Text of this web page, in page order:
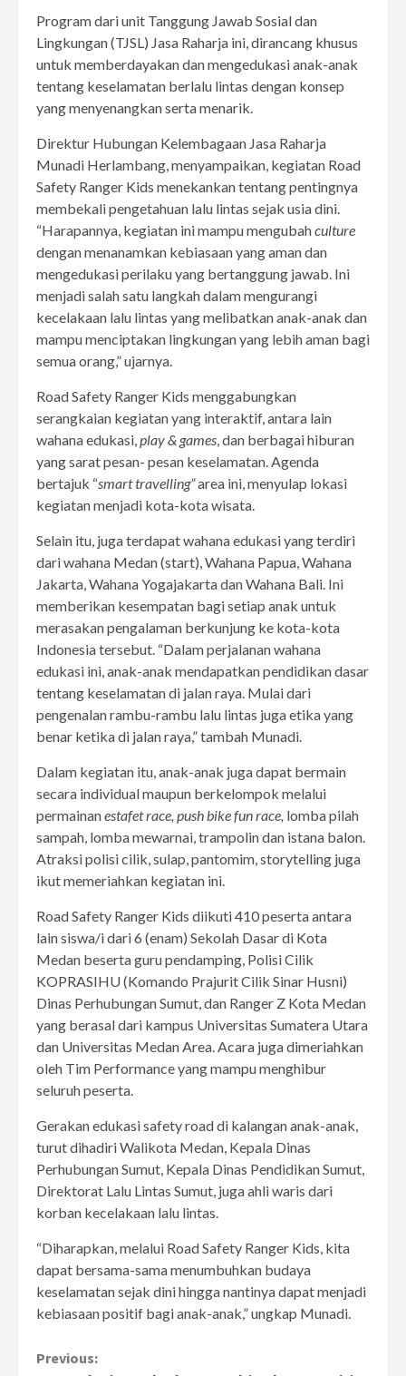
Program dari unit Tanggung Jawab Sosial dan
Lingkungan (TJSL) Jasa Raharja ini, dirancang khusus
untuk memberdayakan dan mengedukasi anak-anak
tentang keselamatan berlalu lintas dengan konsep
yang menyenangkan serta menarik.
Direktur Hubungan Kelembagaan Jasa Raharja
Munadi Herlambang, menyampaikan, kegiatan Road
Safety Ranger Kids menekankan tentang pentingnya
membekali pengetahuan lalu lintas sejak usia dini.
“Harapannya, kegiatan ini mampu mengubahculture
dengan menanamkan kebiasaan yang aman dan
mengedukasi perilaku yang bertanggung jawab. Ini
menjadi salah satu langkah dalam mengurangi
kecelakaan lalu lintas yang melibatkan anak-anak dan
mampu menciptakan lingkungan yang lebih aman bagi
semua orang,” ujarnya.
Road Safety Ranger Kids menggabungkan
serangkaian kegiatan yang interaktif, antara lain
wahana edukasi,play & games, dan berbagai hiburan
yang sarat pesan- pesan keselamatan. Agenda
bertajuk “smart travelling”area ini, menyulap lokasi
kegiatan menjadi kota-kota wisata.
Selain itu, juga terdapat wahana edukasi yang terdiri
dari wahana Medan (start), Wahana Papua, Wahana
Jakarta, Wahana Yogajakarta dan Wahana Bali. Ini
memberikan kesempatan bagi setiap anak untuk
merasakan pengalaman berkunjung ke kota-kota
Indonesia tersebut. “Dalam perjalanan wahana
edukasi ini, anak-anak mendapatkan pendidikan dasar
tentang keselamatan di jalan raya. Mulai dari
pengenalan rambu-rambu lalu lintas juga etika yang
benar ketika di jalan raya,” tambah Munadi.
Dalam kegiatan itu, anak-anak juga dapat bermain
secara individual maupun berkelompok melalui
permainanestafet race, push bike fun race, lomba pilah
sampah, lomba mewarnai, trampolin dan istana balon.
Atraksi polisi cilik, sulap, pantomim, storytelling juga
ikut memeriahkan kegiatan ini.
Road Safety Ranger Kids diikuti 410 peserta antara
lain siswa/i dari 6 (enam) Sekolah Dasar di Kota
Medan beserta guru pendamping, Polisi Cilik
KOPRASIHU (Komando Prajurit Cilik Sinar Husni)
Dinas Perhubungan Sumut, dan Ranger Z Kota Medan
yang berasal dari kampus Universitas Sumatera Utara
dan Universitas Medan Area. Acara juga dimeriahkan
oleh Tim Performance yang mampu menghibur
seluruh peserta.
Gerakan edukasi safety road di kalangan anak-anak,
turut dihadiri Walikota Medan, Kepala Dinas
Perhubungan Sumut, Kepala Dinas Pendidikan Sumut,
Direktorat Lalu Lintas Sumut, juga ahli waris dari
korban kecelakaan lalu lintas.
“Diharapkan, melalui Road Safety Ranger Kids, kita
dapat bersama-sama menumbuhkan budaya
keselamatan sejak dini hingga nantinya dapat menjadi
kebiasaan positif bagi anak-anak,” ungkap Munadi.
Continue
Previous: